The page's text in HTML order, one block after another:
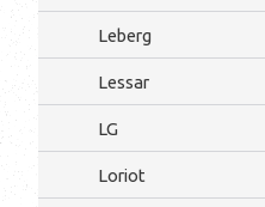
Leberg
Lessar
LG
Loriot